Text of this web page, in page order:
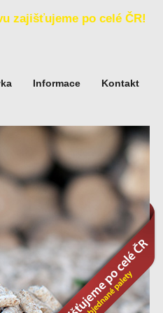
zajišťujeme po celé ČR!
Informace Kontakt